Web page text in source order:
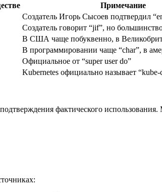
Примечание
Создатель Игорь Сысоев подтвердил
Создатель говорит “jif”, но
В США чаще побуквенно, в
В программировании чаще “char”, в
Официальное от “super user do”
Kubernetes официально называет “kube-
подтверждения фактического